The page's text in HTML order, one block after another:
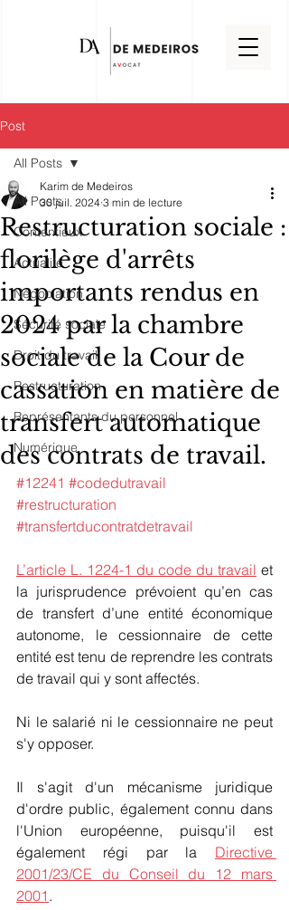
Post
All Posts
Contentieux
Actualité
Négociation
Sécurité sociale
Droit du travail
Restructuration
Représentants du personnel
Numérique
All Posts
Restructuration sociale :
florilège d'arrêts
importants rendus en
2024 par la chambre
sociale de la Cour de
cassation en matière de
transfert automatique
des contrats de travail.
Karim de Medeiros
30 juil. 2024 3 min de lecture
#12241 #codedutravail
#restructuration
#transfertducontratdetravail
L’article L. 1224-1 du code du travail et
la jurisprudence prévoient qu’en cas
de transfert d’une entité économique
autonome, le cessionnaire de cette
entité est tenu de reprendre les contrats
de travail qui y sont affectés.
Ni le salarié ni le cessionnaire ne peut
s'y opposer.
Il s'agit d'un mécanisme juridique
d'ordre public, également connu dans
l'Union européenne, puisqu'il est
également régi par la Directive
2001/23/CE du Conseil du 12 mars
2001 .